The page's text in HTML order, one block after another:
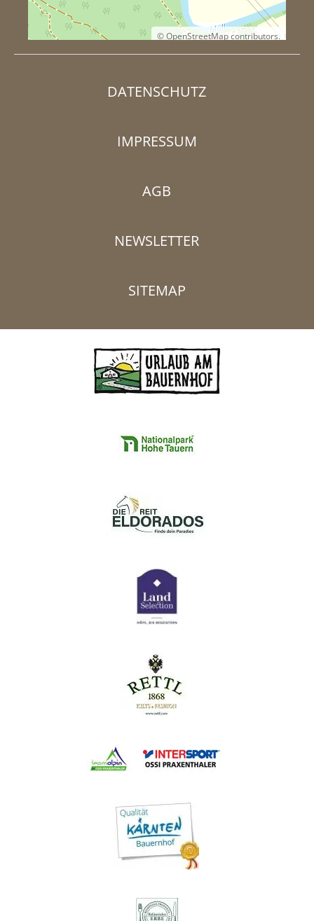
©OpenStreetMapcontributors.
DATENSCHUTZ
IMPRESSUM
AGB
NEWSLETTER
SITEMAP